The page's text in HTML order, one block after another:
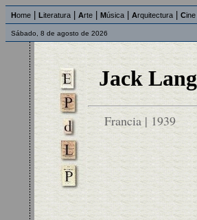
Home Literatura Arte Música Arquitectura Cine
Sábado, 8 de agosto de 2026
Jack Lang
Francia | 1939